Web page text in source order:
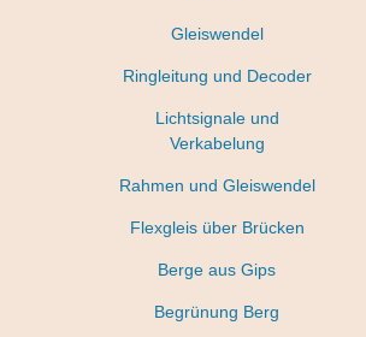
Gleiswendel
Ringleitung und Decoder
Lichtsignale und
Verkabelung
Rahmen und Gleiswendel
Flexgleis über Brücken
Berge aus Gips
Begrünung Berg